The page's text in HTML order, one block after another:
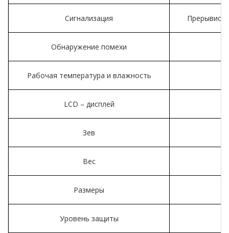
Сигнализация
Обнаружение помехи
Рабочая температура и влажность
LCD – дисплей
Зев
Вес
Размеры
Уровень защиты